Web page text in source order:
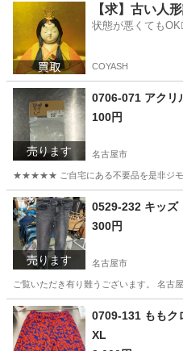
ファブリック、カ
【求】古い人
状態が悪くても
COYASH
売ります
0706-071 アク
100円
名古屋市
★★★★★ ご自宅にある不要品を是非ジモテ
愛知 名古屋市 ア
売ります
0529-232 キッ
300円
名古屋市
ご覧いただき有り難うございます。 名
愛知 名古屋市 スポーツウェア
0709-131 ももク
XL